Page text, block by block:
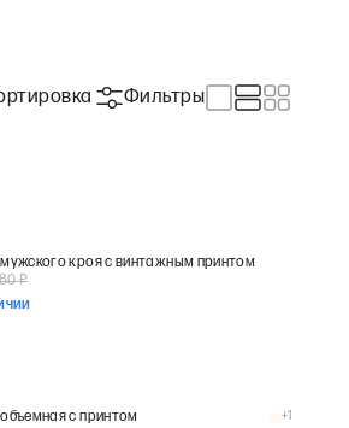
Фильтры
кроя с винтажным принтом
₽
с принтом
+1